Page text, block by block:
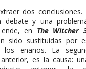
dos
debate y una
en The Witcher
sido sustituidas por
enanos. La
es la causa: